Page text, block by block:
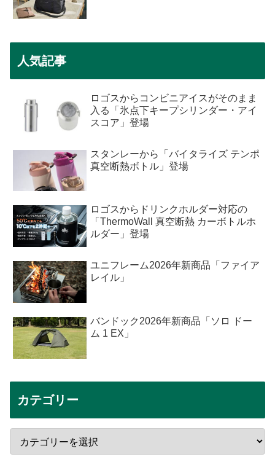
人気記事
ロゴスからコンビニアイスがそのまま
入る「氷点下キープシリンダー・アイ
スコア」登場
スタンレーから「バイタライズ テンポ
真空断熱ボトル」登場
ロゴスからドリンクホルダー対応の
「ThermoWall 真空断熱 カーボトルホ
ルダー」登場
ユニフレーム2026年新商品「ファイア
レイル」
バンドック2026年新商品「ソロ ドー
ム 1 EX」
カテゴリー